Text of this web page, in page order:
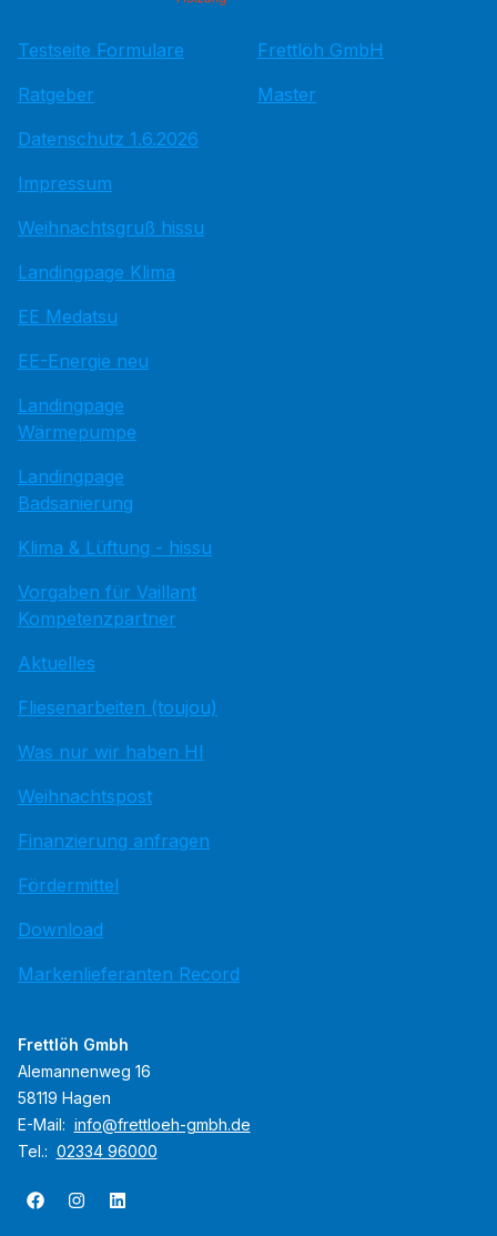
Testseite Formulare
Ratgeber
Datenschutz 1.6.2026
Impressum
Weihnachtsgruß hissu
Landingpage Klima
EE Medatsu
EE-Energie neu
Landingpage
Wärmepumpe
Landingpage
Badsanierung
Klima & Lüftung - hissu
Vorgaben für Vaillant
Kompetenzpartner
Aktuelles
Fliesenarbeiten (toujou)
Was nur wir haben HI
Weihnachtspost
Finanzierung anfragen
Fördermittel
Download
Markenlieferanten Record
Frettlöh GmbH
Master
Frettlöh Gmbh
Alemannenweg 16
58119 Hagen
E-Mail: info@frettloeh-gmbh.de
Tel.: 02334 96000